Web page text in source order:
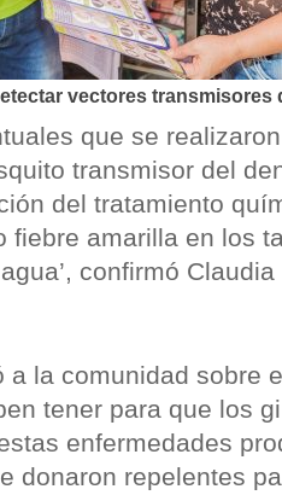
vectores transmisores
que se
transmisor del
del tratamiento
fiebre amarilla en los
confirmó
a la comunidad sobre
tener para que los
enfermedades
donaron repelentes